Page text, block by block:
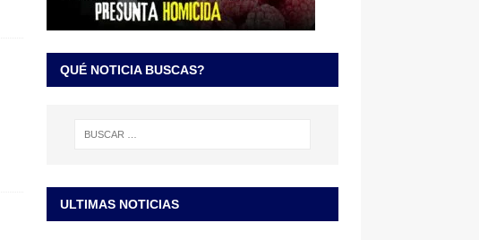
QUÉ NOTICIA BUSCAS?
ULTIMAS NOTICIAS